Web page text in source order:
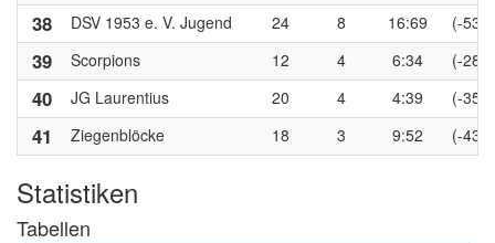
38 DSV 1953 e. V. Jugend 24 8 16:69 (-53)
39 Scorpions 12 4 6:34 (-28)
40 JG Laurentius 20 4 4:39 (-35)
41 Ziegenblöcke 18 3 9:52 (-43)
Statistiken
Tabellen